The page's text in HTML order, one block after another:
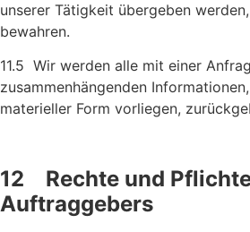
unserer Tätigkeit übergeben
bewahren.
11.5 Wir werden alle mit einer
zusammen­hängenden
materieller Form vorliegen,
12 Rechte und
Auftraggebers